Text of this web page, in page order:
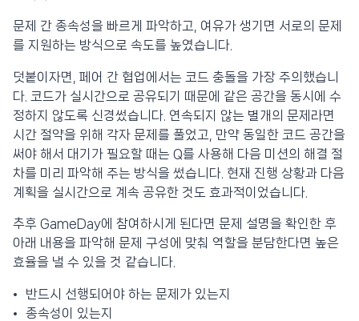
문제 간 종속성을 빠르게 파악하고, 여유가 생기면 서로의 문제
를 지원하는 방식으로 속도를 높였습니다.
덧붙이자면, 페어 간 협업에서는 코드 충돌을 가장 주의했습니
다. 코드가 실시간으로 공유되기 때문에 같은 공간을 동시에 수
정하지 않도록 신경썼습니다. 연속되지 않는 별개의 문제라면
시간 절약을 위해 각자 문제를 풀었고, 만약 동일한 코드 공간을
써야 해서 대기가 필요할 때는 Q를 사용해 다음 미션의 해결 절
차를 미리 파악해 주는 방식을 썼습니다. 현재 진행 상황과 다음
계획을 실시간으로 계속 공유한 것도 효과적이었습니다.
추후 GameDay에 참여하시게 된다면 문제 설명을 확인한 후
아래 내용을 파악해 문제 구성에 맞춰 역할을 분담한다면 높은
효율을 낼 수 있을 것 같습니다.
반드시 선행되어야 하는 문제가 있는지
종속성이 있는지